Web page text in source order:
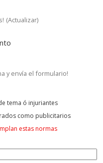
(Actualizar)
y envía el formulario!
tema ó injuriantes
como publicitarios
estas normas